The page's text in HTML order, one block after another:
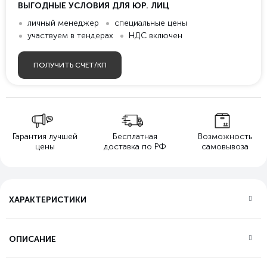
ВЫГОДНЫЕ УСЛОВИЯ ДЛЯ ЮР. ЛИЦ
личный менеджер
специальные цены
участвуем в тендерах
НДС включен
ПОЛУЧИТЬ СЧЕТ/КП
Гарантия лучшей
цены
Бесплатная
доставка по РФ
Возможность
самовывоза
ХАРАКТЕРИСТИКИ
ОПИСАНИЕ